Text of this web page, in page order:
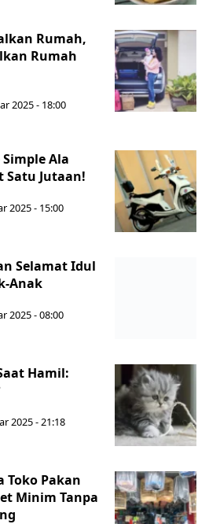
Rumah,
Rumah
2025 - 18:00
Ala
Satu Jutaan!
2025 - 15:00
Selamat Idul
Anak
2025 - 08:00
Hamil:
2025 - 21:18
Toko Pakan
Minim Tanpa